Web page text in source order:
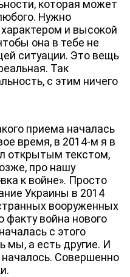
которая может
Нужно
и высокой
она в тебе не
ситуации. Это вещь
Так
с этим ничего
приема началась
время, в 2014-м я в
открытым текстом,
про нашу
к войне». Просто
Украины в 2014
вооруженных
война нового
с этого
мы, а есть другие. И
Совершенно